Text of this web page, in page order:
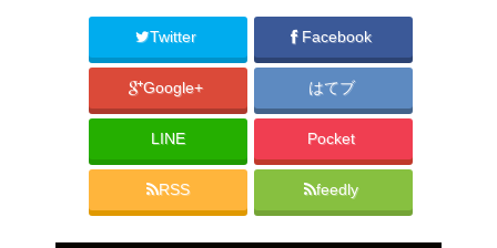
Twitter Facebook
Google+ はてブ
LINE Pocket
RSS feedly